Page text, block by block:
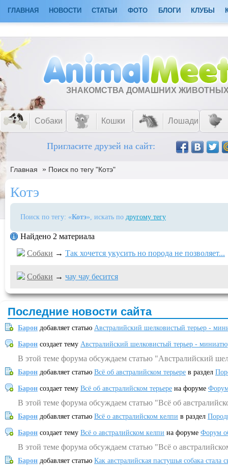
ГЛАВНАЯ НОВОСТИ СТАТЬИ ФОТО БЛОГИ КЛУБЫ
ЗНАКОМСТВА ДОМАШНИХ
Собаки Кошки Лошади
Пригласите друзей на сайт:
Главная » Поиск по тегу "Котэ"
Котэ
Поиск по тегу: «Котэ», искать по другому тегу
Найдено 2 материала
Собаки → Так хочется укусить но порода не позволяет...
Собаки → чау чау бесится
Последние новости сайта
Барон добавляет статью Австралийский шелковистый терьер -
Барон создает тему Австралийский шелковистый терьер -
В этой теме форума обсуждаем статью "Австралийский
Барон добавляет статью Всё об австралийском терьере в раздел
Барон создает тему Всё об австралийском терьере на форуме
В этой теме форума обсуждаем статью "Всё об
Барон добавляет статью Всё о австралийском келпи в раздел
Барон создает тему Всё о австралийском келпи на форуме Форум
В этой теме форума обсуждаем статью "Всё о
Барон добавляет статью Как австралийская пастушья собака